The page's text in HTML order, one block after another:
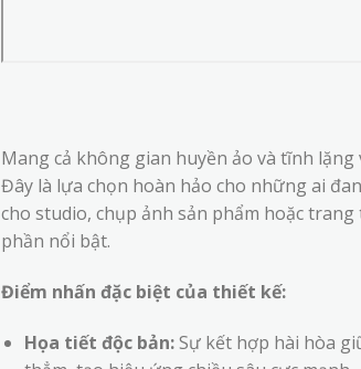
Mang cả không gian huyền ảo và tĩnh
Đây là lựa chọn hoàn hảo cho những ai
cho studio, chụp ảnh sản phẩm hoặc
phần nổi bật.
Điểm nhấn đặc biệt của thiết kế:
Họa tiết độc bản:Sự kết hợp hài hòa